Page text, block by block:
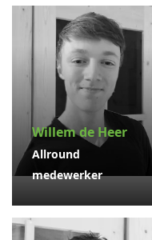
Willem de Heer
Allround
medewerker